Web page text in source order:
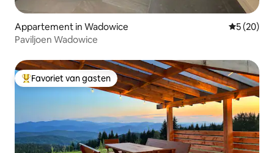
Appartement in Wadowice
5 (20)
Paviljoen Wadowice
Topfavoriet van gasten
Favoriet van gasten